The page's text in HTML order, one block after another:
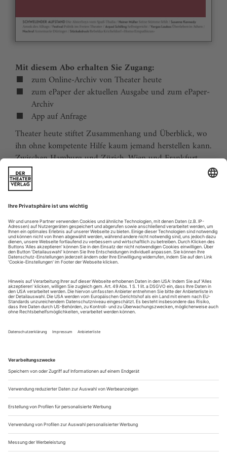
Mit diesem Abo erhalten Sie Zugang:
zum Online-Archiv von Theater heute
zum ePaper der aktuellen Ausgabe und zum ePaper-
Archiv
App auf Anfrage
Theater heute stiftet Zusammenhang und Überblick, wo
ihn ohne kompetente Hilfe kaum jemand herstellen kann.
Zwischen Hamburg und Zürich, Wien und Frankfurt,
Jena und Aachen gibt es wie nirgends auf der Welt eine
dichte, vielfältige und produktive Theaterszene. Mit
Theater heute sind Sie jederzeit über die wichtigsten
Ereignisse informiert. Theater heute erscheint 12-mal im
Jahr mit einem Doppelheft im Juli und dem Jahrbuch im
August.
Sie erhalten Zugang zum Online-Archiv von Theater
heute und können sowohl das aktuelle ePaper als auch
das ePaper-Archiv über Ihren Account auf www.der-
theaterverlag.de einsehen. Zugang zur App auf Anfrage.
Das Abonnement hat eine Laufzeit von einem Monat und
verlängert sich jeweils um einen weiteren Monat, sofern
es nicht vom Kunden auf der Seite „Mein Konto/Meine
Bestellungen“ auf www.der-theaterverlag.de gekündigt
in Kraft.
Aus steuerlichen Gründen abweichende Preise für Käufe
außerhalb Deutschlands (Endpreis vor Auslösen der Bestellung
ersichtlich)